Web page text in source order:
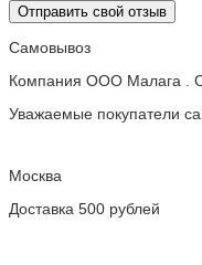
Отправить свой отзыв
Самовывоз
Компания ООО Малага .
Уважаемые покупатели
Москва
Доставка 500 рублей